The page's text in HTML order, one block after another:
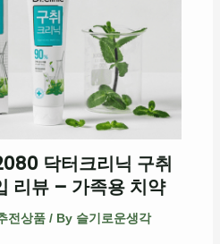
닥터크리닉 구취
리뷰 – 가족용 치약
전상품/ By 슬기로운생각